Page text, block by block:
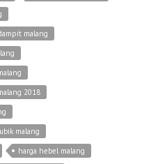
malang
2018
malang
harga hebel malang